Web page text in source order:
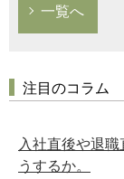
一覧へ
注目のコラム
入社直後や退
うするか。